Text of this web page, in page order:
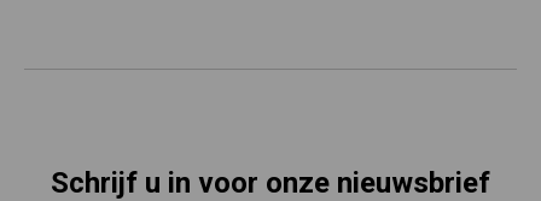
Schrijf u in voor onze nieuwsbrief